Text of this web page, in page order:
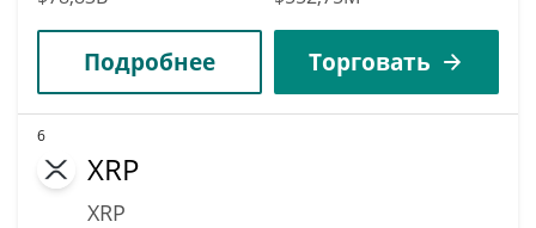
Подробнее Торговать
6
XRP
XRP